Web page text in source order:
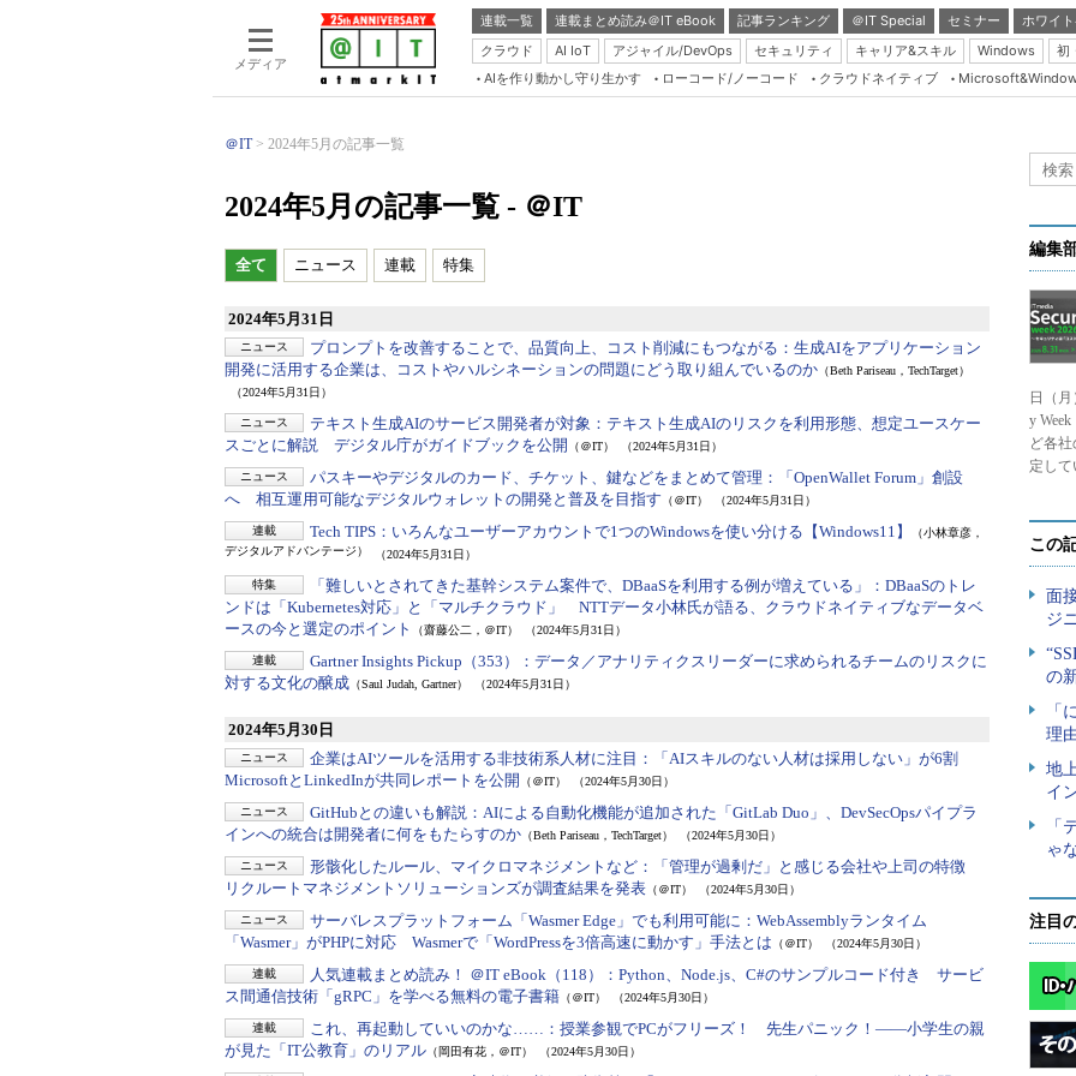
メディア
連載一覧 連載まとめ読み＠IT eBook 記事ランキング ＠IT Special セミナー
ホワイ
クラウド
AI IoT アジャイル/DevOps セキュリティ キャリア&スキル Windows
初
Server & Storage
Master of IP Network
Security & Trust
Insider.NET
AIを作り動かし守り生かす ローコード/ノーコード クラウドネイティブ
＠IT 2024年5月の記事一覧
2024年5月の記事一覧 - ＠IT
全て ニュース 連載 特集
2024年5月31日
ニュース プロンプトを改善することで、品質向上、コスト削減にもつながる： 生成AIをアプリケーション
開発に活用する企業は、コストやハルシネーションの問題にどう取り組んでいるのか （Beth Pariseau，TechTarget）
（2024年5月31日）
ニュース テキスト生成AIのサービス開発者が対象： テキスト生成AIのリスクを利用形態、想定ユースケー
スごとに解説 デジタル庁がガイドブックを公開
（＠IT） （2024年5月31日）
ニュース パスキーやデジタルのカード、チケット、鍵などをまとめて管理：
「OpenWallet Forum」創設
へ 相互運用可能なデジタルウォレットの開発と普及を目指す （＠IT） （2024年5月31日）
連載 Tech TIPS： いろんなユーザーアカウントで1つのWindowsを使い分ける【Windows11】 （小林章彦，
デジタルアドバンテージ） （2024年5月31日）
特集 「難しいとされてきた基幹システム案件で、DBaaSを利用する例が増えている」： DBaaSのトレ
ンドは「Kubernetes対応」と「マルチクラウド」 NTTデータ小林氏が語る、クラウドネイティブなデータベ
ースの今と選定のポイント
（齋藤公二，＠IT） （2024年5月31日）
連載 Gartner Insights Pickup（353）： データ／アナリティクスリーダーに求められるチームのリスクに
対する文化の醸成 （Saul Judah, Gartner） （2024年5月31日）
2024年5月30日
ニュース 企業はAIツールを活用する非技術系人材に注目：
「AIスキルのない人材は採用しない」が6割
MicrosoftとLinkedInが共同レポートを公開
（＠IT） （2024年5月30日）
ニュース GitHubとの違いも解説： AIによる自動化機能が追加された「GitLab Duo」、DevSecOpsパイプラ
インへの統合は開発者に何をもたらすのか （Beth Pariseau，TechTarget） （2024年5月30日）
ニュース 形骸化したルール、マイクロマネジメントなど：
「管理が過剰だ」と感じる会社や上司の特徴
リクルートマネジメントソリューションズが調査結果を発表 （＠IT） （2024年5月30日）
ニュース サーバレスプラットフォーム「Wasmer Edge」でも利用可能に： WebAssemblyランタイム
「Wasmer」がPHPに対応 Wasmerで「WordPressを3倍高速に動かす」手法とは （＠IT） （2024年5月30日）
連載 人気連載まとめ読み！ ＠IT eBook（118）： Python、Node.js、C#のサンプルコード付き サービ
ス間通信技術「gRPC」を学べる無料の電子書籍 （＠IT） （2024年5月30日）
連載 これ、再起動していいのかな……： 授業参観でPCがフリーズ！ 先生パニック！――小学生の親
が見た「IT公教育」のリアル （岡田有花，＠IT） （2024年5月30日）
編集
日（
y
ど各
定し
注目